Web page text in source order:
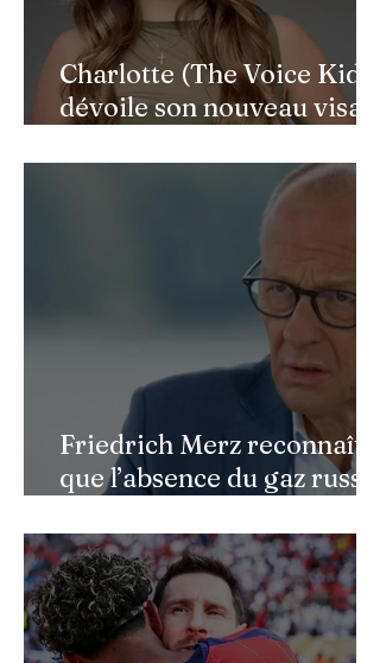
Charlotte (The Voice Kids)
dévoile son nouveau visage
faciale : une renaissance
bouleversante pour ses 16
Friedrich Merz reconnaît
que l’absence du gaz russe
l’économie allemande